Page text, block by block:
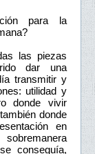
para la
las piezas
dar una
transmitir y
utilidad y
donde vivir
donde
en
conseguía,